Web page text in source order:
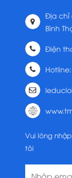
Địa chỉ
Bình
Điện
Vui lòng
tôi